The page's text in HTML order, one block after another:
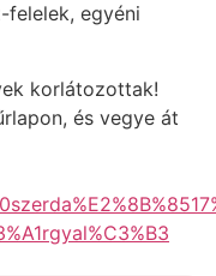
egyéni
korlátozottak!
és vegye át